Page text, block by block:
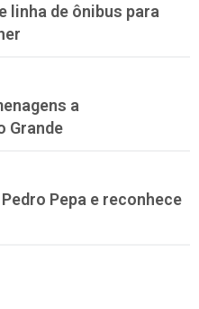
linha de ônibus para
a
Grande
Pepa e reconhece